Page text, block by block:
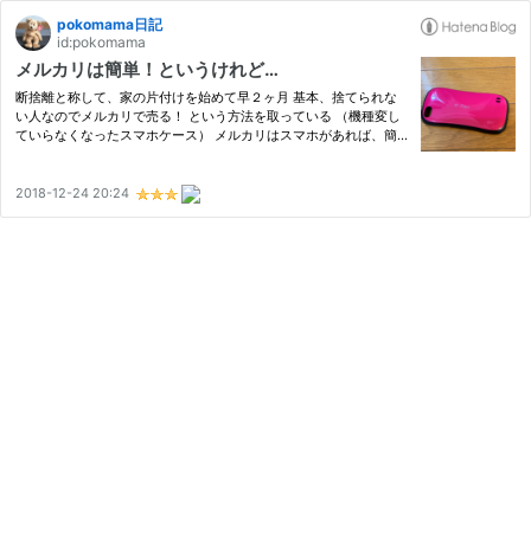
pokomama日記
id:pokomama
メルカリは簡単！というけれど…
断捨離と称して、家の片付けを始めて早２ヶ月 基本、捨てられな
い人なのでメルカリで売る！ という方法を取っている （機種変し
ていらなくなったスマホケース） メルカリはスマホがあれば、簡
2018-12-24 20:24